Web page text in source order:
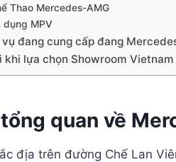
Thao Mercedes-AMG
dụng MPV
đang cung cấp đang
lựa chọn Showroom Vietnam
quan về
địa trên đường Chế Lan